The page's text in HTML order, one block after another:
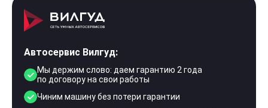
Автосервис Вилгуд:
Мы держим слово: даем гарантию 2 года
по договору на свои работы
Чиним машину без потери гарантии